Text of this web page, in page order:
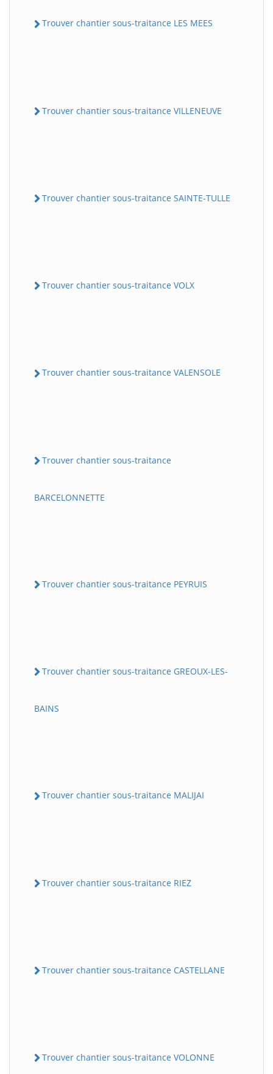
Trouver chantier sous-traitance LES MEES
Trouver chantier sous-traitance VILLENEUVE
Trouver chantier sous-traitance SAINTE-TULLE
Trouver chantier sous-traitance VOLX
Trouver chantier sous-traitance VALENSOLE
Trouver chantier sous-traitance
BARCELONNETTE
Trouver chantier sous-traitance PEYRUIS
Trouver chantier sous-traitance GREOUX-LES-
BAINS
Trouver chantier sous-traitance MALIJAI
Trouver chantier sous-traitance RIEZ
Trouver chantier sous-traitance CASTELLANE
Trouver chantier sous-traitance VOLONNE